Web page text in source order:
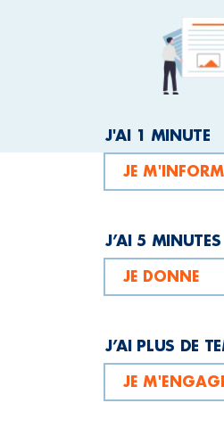
J'AI 1 MINUTE
JE
J’AI 5 MINUTES
JE DONNE
J’AI PLUS DE
JE